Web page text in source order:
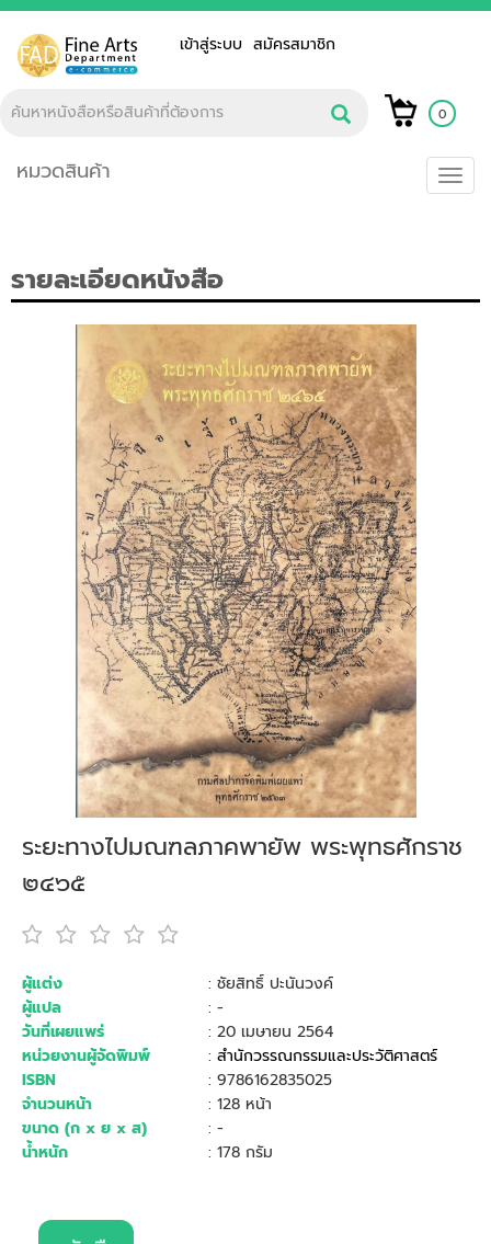
เข้าสู่ระบบสมัครสมาชิก
0
หมวดสินค้า
รายละเอียดหนังสือ
ระยะทางไปมณฑลภาคพายัพ พระพุทธศักราช
๒๔๖๕
ผู้แต่ง
: ชัยสิทธิ์ ปะนันวงค์
ผู้แปล
: -
วันที่เผยแพร่
: 20 เมษายน 2564
หน่วยงานผู้จัดพิมพ์
: สำนักวรรณกรรมและประวัติศาสตร์
ISBN
: 9786162835025
จำนวนหน้า
: 128 หน้า
ขนาด (ก x ย x ส)
: -
น้ำหนัก
: 178 กรัม